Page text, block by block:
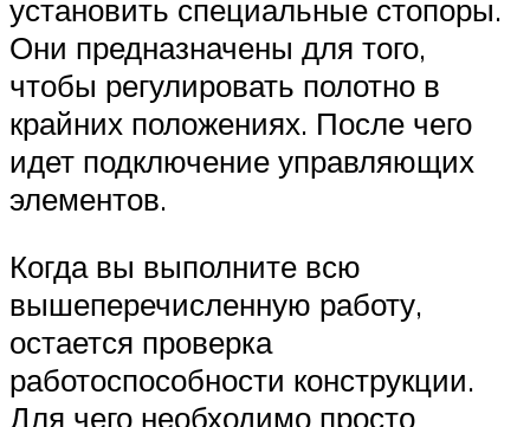
установить специальные стопоры.
Они предназначены для того,
чтобы регулировать полотно в
крайних положениях. После чего
идет подключение управляющих
элементов.
Когда вы выполните всю
вышеперечисленную работу,
остается проверка
работоспособности конструкции.
Для чего необходимо просто